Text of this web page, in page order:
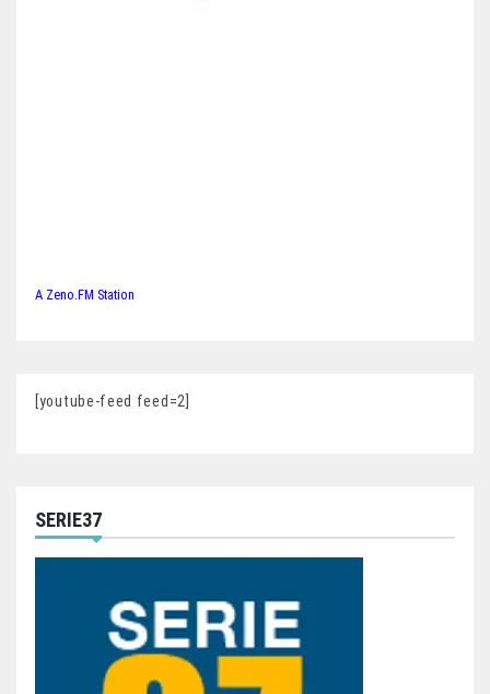
A Zeno.FM Station
[youtube-feed feed=2]
SERIE37